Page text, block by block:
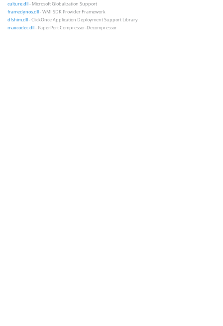
culture.dll- Microsoft Globalization Support
framedynos.dll- WMI SDK Provider Framework
dfshim.dll- ClickOnce Application Deployment Support Library
maxcodec.dll- PaperPort Compressor-Decompressor